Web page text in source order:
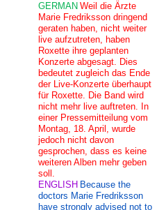
GERMAN Weil die Ärzte
Marie Fredriksson dringend
geraten haben, nicht weiter
live aufzutreten, haben
Roxette ihre geplanten
Konzerte abgesagt. Dies
bedeutet zugleich das Ende
der Live-Konzerte überhaupt
für Roxette. Die Band wird
nicht mehr live auftreten. In
einer Pressemitteilung vom
Montag, 18. April, wurde
jedoch nicht davon
gesprochen, dass es keine
weiteren Alben mehr geben
soll.
ENGLISH Because the
doctors Marie Fredriksson
have strongly advised not to